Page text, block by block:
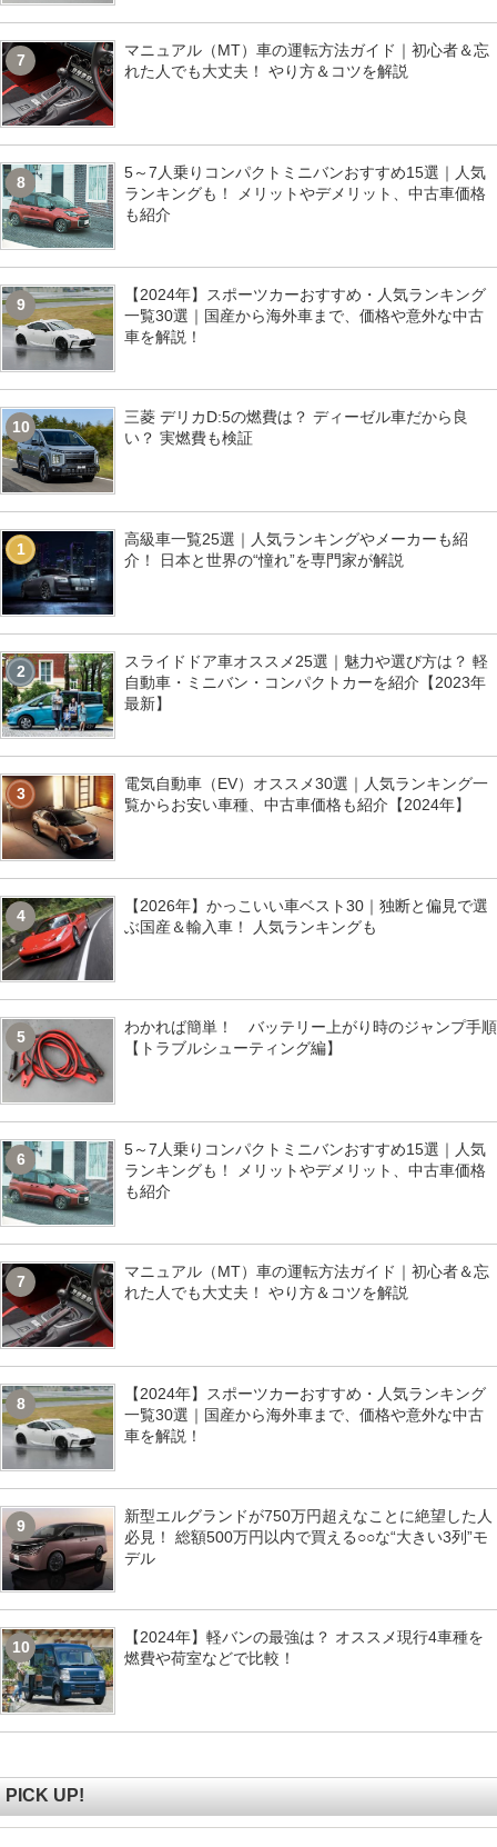
7
マニュアル（MT）車の運転方法ガイド｜初心者＆忘
れた人でも大丈夫！ やり方＆コツを解説
8
5～7人乗りコンパクトミニバンおすすめ15選｜人気
ランキングも！ メリットやデメリット、中古車価格
も紹介
9
【2024年】スポーツカーおすすめ・人気ランキング
一覧30選｜国産から海外車まで、価格や意外な中古
車を解説！
10
三菱 デリカD:5の燃費は？ ディーゼル車だから良
い？ 実燃費も検証
1
高級車一覧25選｜人気ランキングやメーカーも紹
介！ 日本と世界の“憧れ”を専門家が解説
2
スライドドア車オススメ25選｜魅力や選び方は？ 軽
自動車・ミニバン・コンパクトカーを紹介【2023年
最新】
3
電気自動車（EV）オススメ30選｜人気ランキング一
覧からお安い車種、中古車価格も紹介【2024年】
4
【2026年】かっこいい車ベスト30｜独断と偏見で選
ぶ国産＆輸入車！ 人気ランキングも
5
わかれば簡単！ バッテリー上がり時のジャンプ手順
【トラブルシューティング編】
6
5～7人乗りコンパクトミニバンおすすめ15選｜人気
ランキングも！ メリットやデメリット、中古車価格
も紹介
7
マニュアル（MT）車の運転方法ガイド｜初心者＆忘
れた人でも大丈夫！ やり方＆コツを解説
8
【2024年】スポーツカーおすすめ・人気ランキング
一覧30選｜国産から海外車まで、価格や意外な中古
車を解説！
9
新型エルグランドが750万円超えなことに絶望した人
必見！ 総額500万円以内で買える○○な“大きい3列”モ
デル
10
【2024年】軽バンの最強は？ オススメ現行4車種を
燃費や荷室などで比較！
PICK UP!